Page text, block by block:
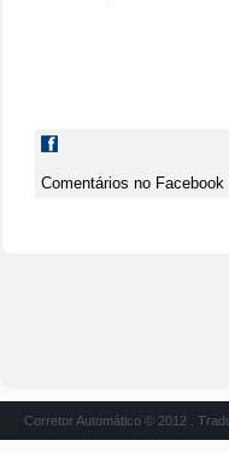
Comentários no Facebook
Corretor Automático © 2012 .